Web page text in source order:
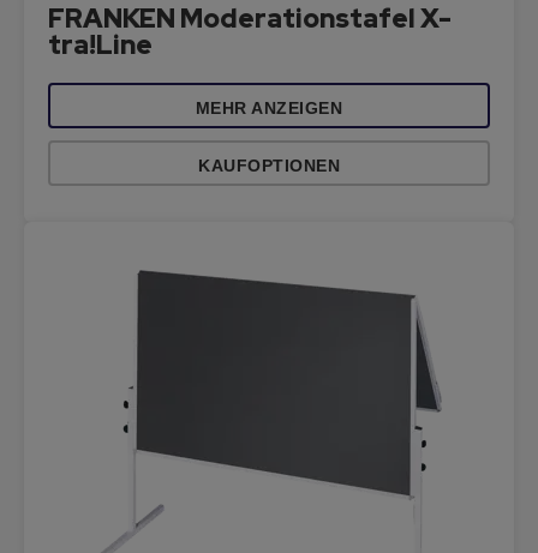
FRANKEN Moderationstafel X-
tra!Line
MEHR ANZEIGEN
KAUFOPTIONEN